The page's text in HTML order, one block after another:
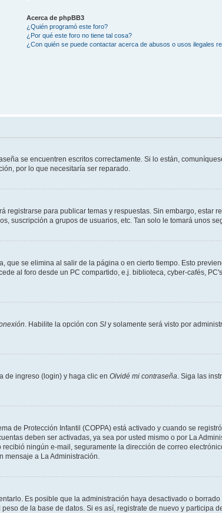
Acerca de phpBB3
¿Quién programó este foro?
¿Por qué este foro no tiene tal cosa?
¿Con quién se puede contactar acerca de abusos o usos ilegales
se encuentren escritos correctamente. Si lo están,
por lo que necesitaría ser reparado.
para publicar temas y respuestas. Sin embargo, estar
suscripción a grupos de usuarios, etc. Tan solo le tomará unos
que se elimina al salir de la página o en cierto tiempo. Esto
al foro desde un PC compartido, e.j. biblioteca, cyber-cafés,
. Habilite la opción con SI y solamente será visto por
de ingreso (login) y haga clic en Olvidé mi contraseña. Siga las
de Protección Infantil (COPPA) está activado y cuando se
deben ser activadas, ya sea por usted mismo o por La
ningún e-mail, seguramente la dirección de correo
mensaje a La Administración.
Es posible que la administración haya desactivado o
de la base de datos. Si es así, registrate de nuevo y participa